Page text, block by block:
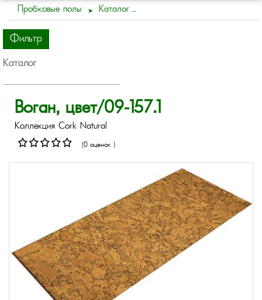
Пробковые полы Каталог
Фильтр
Каталог
Воган, цвет/09-157.1
Коллекция Cork Natural
(0 оценок )